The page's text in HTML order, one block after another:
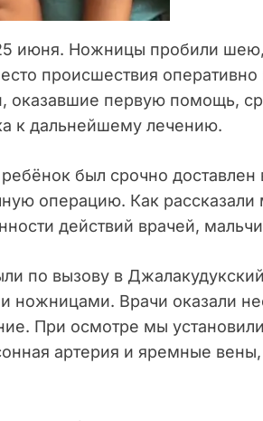
июня. Ножницы пробили шею,
происшествия
оказавшие первую помощь,
к дальнейшему лечению.
был срочно доставлен
операцию. Как
действий врачей,
по вызову в
ножницами. Врачи оказали
При осмотре мы
артерия и яремные